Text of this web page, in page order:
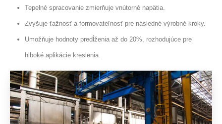
Tepelné spracovanie zmierňuje vnútorné napätia.
Zvyšuje ťažnosť a formovateľnosť pre následné výrobné kroky.
Umožňuje hodnoty predĺženia až do 20%, rozhodujúce pre
hlboké aplikácie kreslenia.